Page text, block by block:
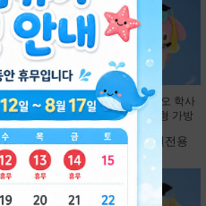
9800 산리오 학사
모 봉제인형 가방
고리 13cm-헬로키
티 [B2-083173]
도매회원전용
9800 산리오 학사
모 봉제인형 가방
고리 13cm-마이멜
로디 [B2-083180]
도매회원전용